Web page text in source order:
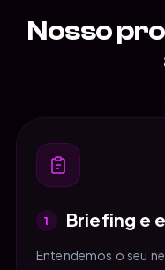
Nosso
1 Briefing e
Entendemos o seu